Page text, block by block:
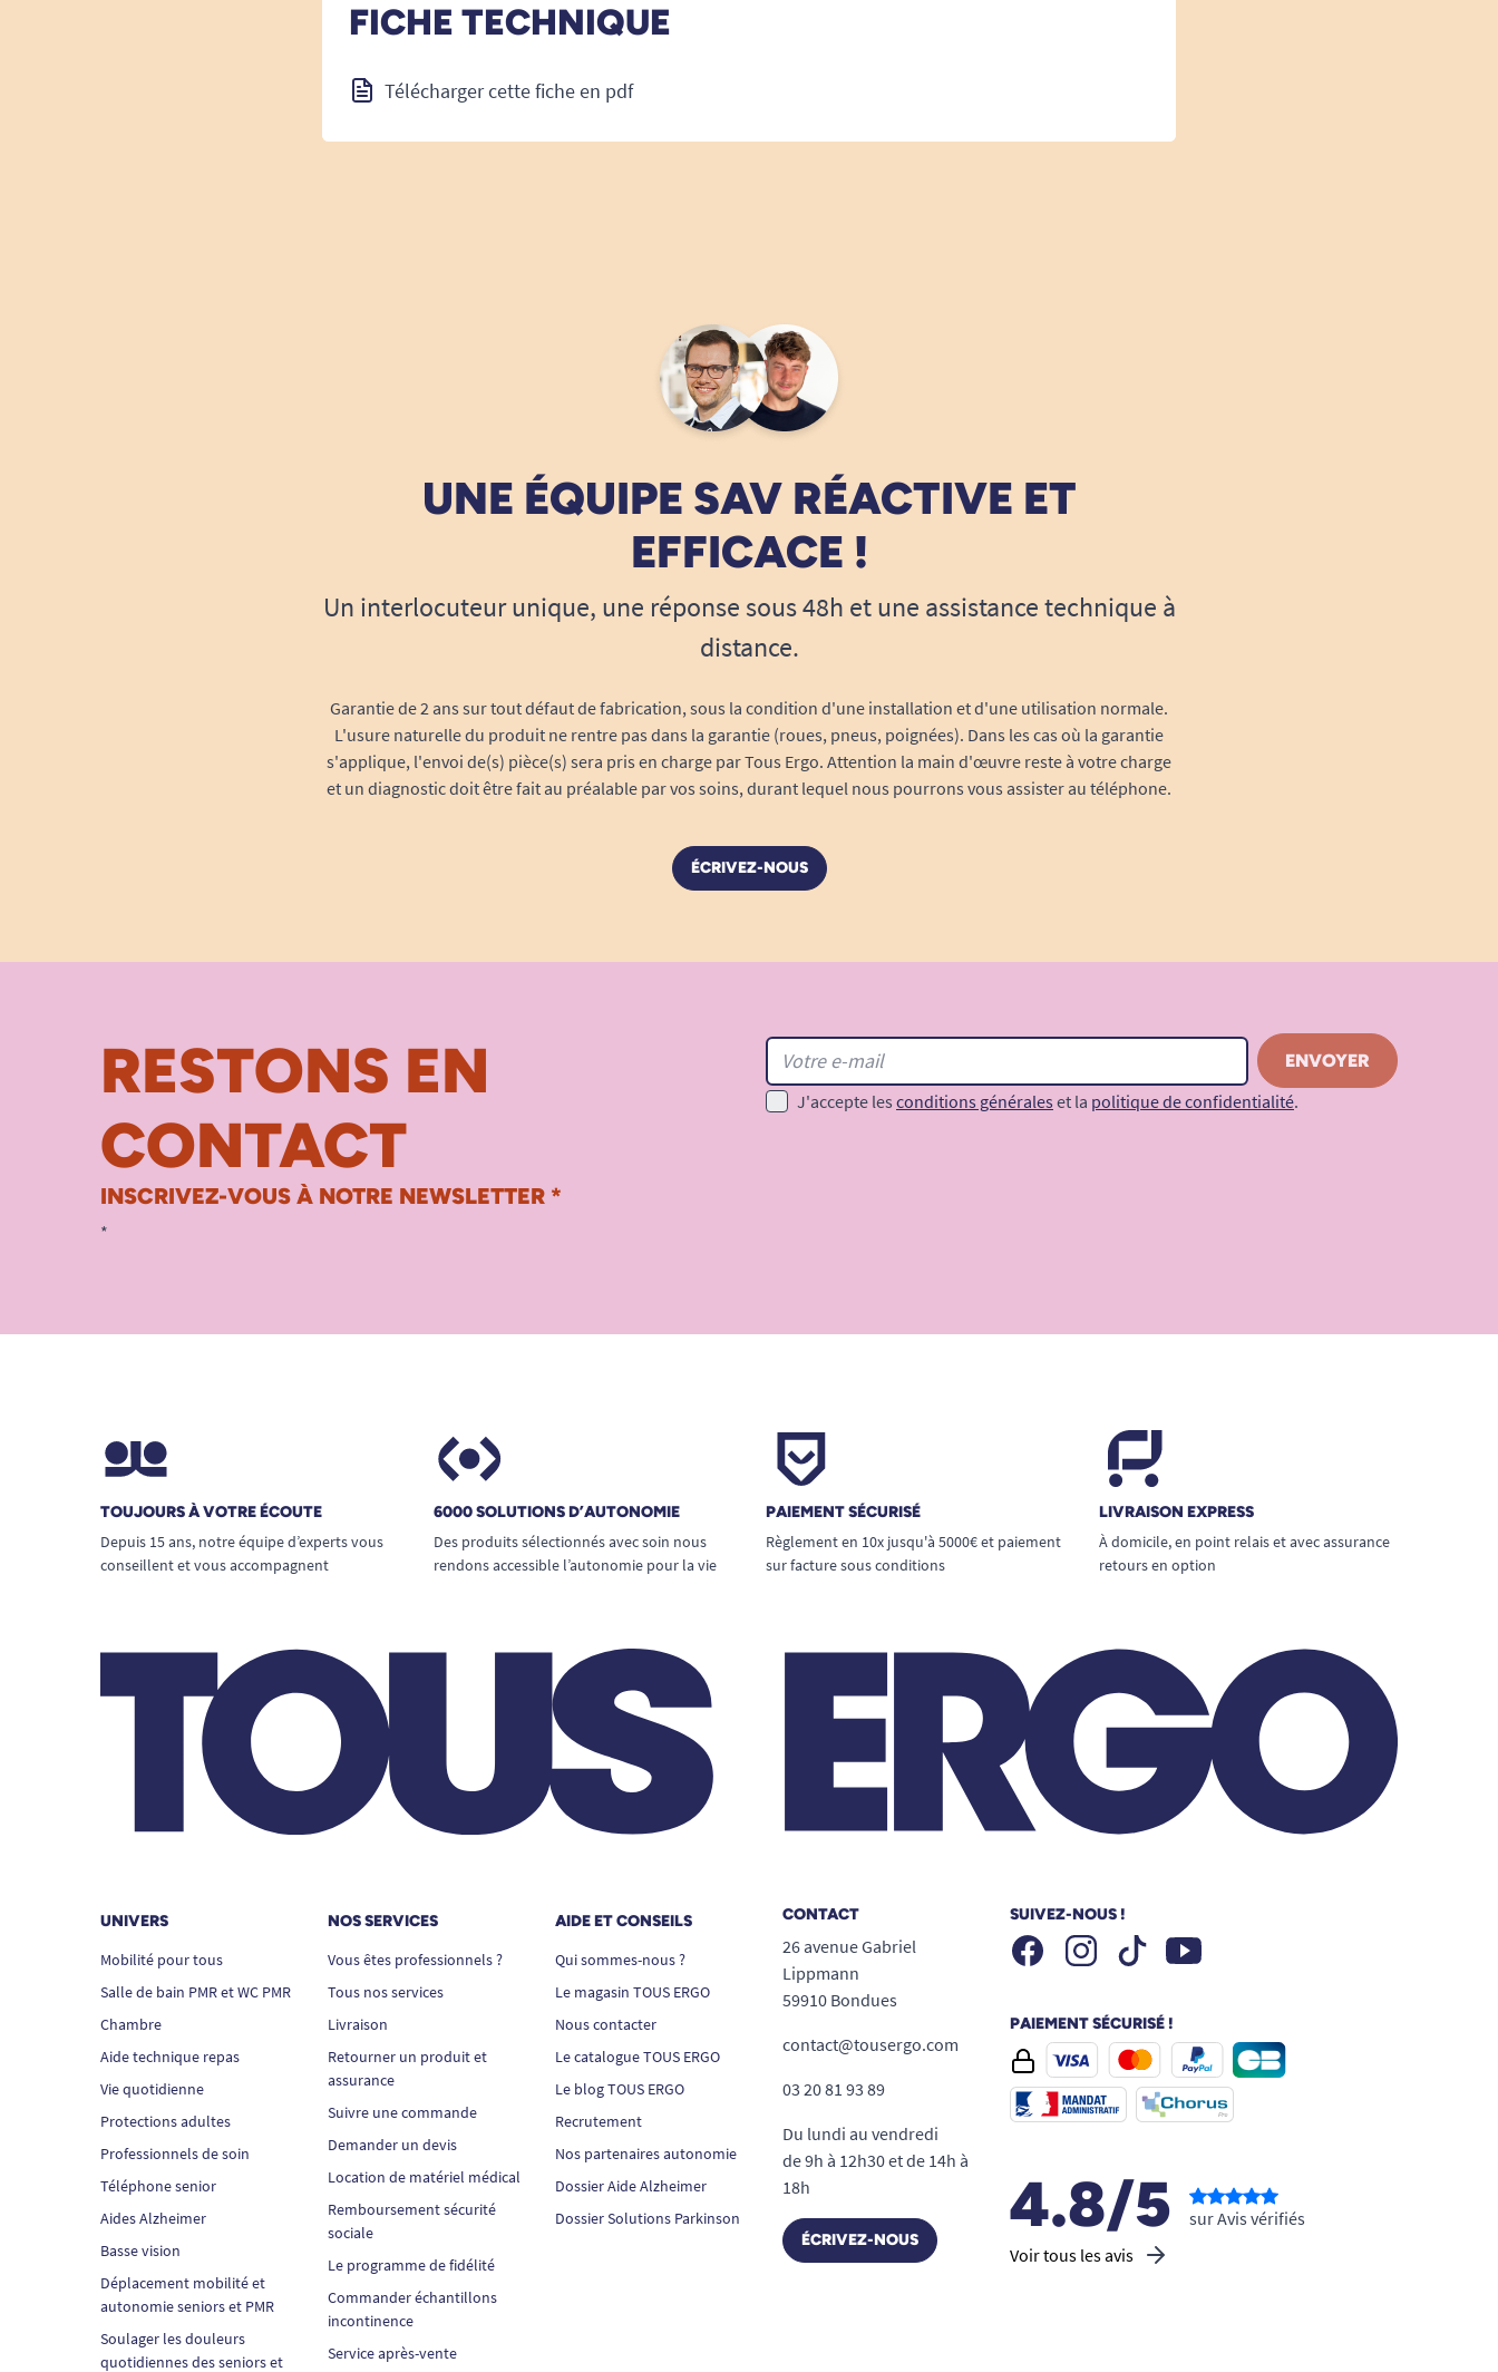
FICHE TECHNIQUE
Télécharger cette fiche en pdf
UNE ÉQUIPE SAV RÉACTIVE ET
EFFICACE !
Un interlocuteur unique, une réponse sous 48h et une assistance technique à
distance.
Garantie de 2 ans sur tout défaut de fabrication, sous la condition d'une installation et d'une utilisation normale.
L'usure naturelle du produit ne rentre pas dans la garantie (roues, pneus, poignées). Dans les cas où la garantie
s'applique, l'envoi de(s) pièce(s) sera pris en charge par Tous Ergo. Attention la main d'œuvre reste à votre charge
et un diagnostic doit être fait au préalable par vos soins, durant lequel nous pourrons vous assister au téléphone.
ÉCRIVEZ-NOUS
RESTONS EN
CONTACT
INSCRIVEZ-VOUS À NOTRE NEWSLETTER *
*
J'accepte les conditions générales et la politique de confidentialité.
TOUJOURS À VOTRE ÉCOUTE
Depuis 15 ans, notre équipe d’experts vous
conseillent et vous accompagnent
6000 SOLUTIONS D’AUTONOMIE
Des produits sélectionnés avec soin nous
rendons accessible l’autonomie pour la vie
PAIEMENT SÉCURISÉ
Règlement en 10x jusqu'à 5000€ et paiement
sur facture sous conditions
LIVRAISON EXPRESS
À domicile, en point relais et avec assurance
retours en option
UNIVERS
Mobilité pour tous
Salle de bain PMR et WC PMR
Chambre
Aide technique repas
Vie quotidienne
Protections adultes
Professionnels de soin
Téléphone senior
Aides Alzheimer
Basse vision
Déplacement mobilité et
autonomie seniors et PMR
Soulager les douleurs
quotidiennes des seniors et
NOS SERVICES
Vous êtes professionnels ?
Tous nos services
Livraison
Retourner un produit et
assurance
Suivre une commande
Demander un devis
Location de matériel médical
Remboursement sécurité
sociale
Le programme de fidélité
Commander échantillons
incontinence
Service après-vente
AIDE ET CONSEILS
Qui sommes-nous ?
Le magasin TOUS ERGO
Nous contacter
Le catalogue TOUS ERGO
Le blog TOUS ERGO
Recrutement
Nos partenaires autonomie
Dossier Aide Alzheimer
Dossier Solutions Parkinson
CONTACT
26 avenue Gabriel
Lippmann
59910 Bondues
contact@tousergo.com
03 20 81 93 89
Du lundi au vendredi
de 9h à 12h30 et de 14h à
18h
ÉCRIVEZ-NOUS
SUIVEZ-NOUS !
FacebookInstagramTiktok Youtube
PAIEMENT SÉCURISÉ !
4.8/5
Voir tous les avis
sur Avis vérifiés